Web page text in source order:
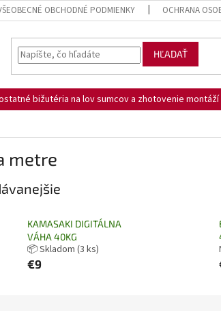
OBCHODNÉ PODMIENKY OCHRANA
HĽADAŤ
bižutéria na lov sumcov a zhotovenie montáží
metre
KAMASAKI DIGITÁLNA
VÁHA 40KG
📦 Skladom (3 ks)
€9